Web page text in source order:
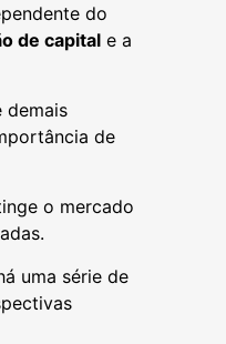
do
de capital e a
demais
de
o mercado
uma série de